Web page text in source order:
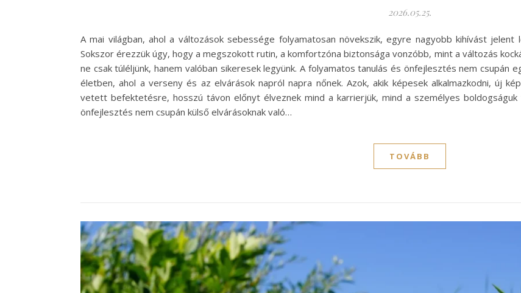
2026.05.25.
A mai világban, ahol a változások sebessége folyamatosan növekszik, egyre nagyobb kihívást
Sokszor érezzük úgy, hogy a megszokott rutin, a komfortzóna biztonsága vonzóbb, mint a változás
ne csak túléljünk, hanem valóban sikeresek legyünk. A folyamatos tanulás és önfejlesztés nem csupán
életben, ahol a verseny és az elvárások napról napra nőnek. Azok, akik képesek alkalmazkodni, új
vetett befektetésre, hosszú távon előnyt élveznek mind a karrierjük, mind a személyes
önfejlesztés nem csupán külső elvárásoknak való…
TOVÁBB